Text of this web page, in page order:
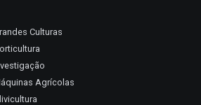
Culturas
Agrícolas